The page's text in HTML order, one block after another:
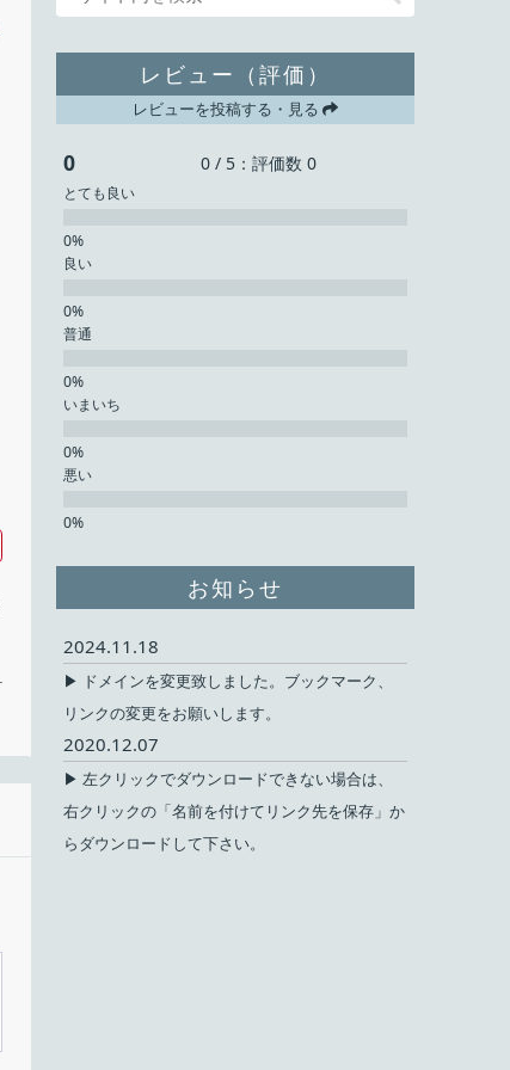
レビュー（評価）
レビューを投稿する・見る
0 0 / 5：評価数 0
とても良い
良い
普通
いまいち
悪い
お知らせ
2024.11.18
▶ ドメインを変更致しました。ブックマーク、
リンクの変更をお願いします。
2020.12.07
▶ 左クリックでダウンロードできない場合は、
右クリックの「名前を付けてリンク先を保存」か
らダウンロードして下さい。